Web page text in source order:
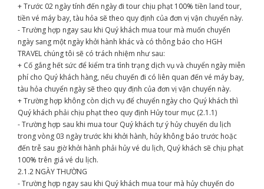
+ Trước 02 ngày tính đến ngày đi tour chịu phạt 100% tiền land tour,
tiền vé máy bay, tàu hỏa sẽ theo quy định của đơn vị vận chuyển này.
- Trường hợp ngay sau khi Quý khách mua tour mà muốn chuyển
ngày sang một ngày khởi hành khác và có thông báo cho HGH
TRAVEL chúng tôi sẽ có trách nhiệm như sau:
+ Cố gắng hết sức để kiểm tra tình trạng dịch vụ và chuyển ngày miễn
phí cho Quý khách hàng, nếu chuyến đi có liên quan đến vé máy bay,
tàu hỏa chuyển ngày sẽ theo quy định của đơn vị vận chuyển này.
+ Trường hợp không còn dịch vụ để chuyển ngày cho Quý khách thì
Quý khách phải chịu phạt theo quy định Hủy tour mục (2.1.1)
- Trường hợp sau khi mua tour Quý khách tự ý hủy chuyến du lịch
trong vòng 03 ngày trước khi khởi hành, hủy không báo trước hoặc
đến trễ sau giờ khởi hành phải hủy vé du lịch, Quý khách sẽ chịu phạt
100% trên giá vé du lịch.
2.1.2 NGÀY THƯỜNG
- Trường hợp ngay sau khi Quý khách mua tour mà hủy chuyến do